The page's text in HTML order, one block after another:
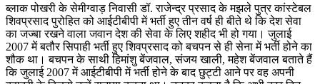
ब्लाक पोखरी के सेमीग्वाड़ निवासी डॉ. राजेन्द्र प्रसाद के मझले पुत्र कांस्टेबल
शिवप्रसाद पुरोहित को आईटीबीपी में भर्ती हुए तीन वर्ष ही बीते थे कि देश सेवा
का जज्बा रखने वाला जवान देश की सेवा के लिए शहीद भी हो गया। जुलाई
2007 में बतौर सिपाही भर्ती हुए शिवप्रसाद को बचपन से ही सेना में भर्ती होने का
शौक था। बचपन के साथी हिमांशु बेंजवाल, संजय खाली, महेश बेंजवाल बताते हैं
कि जुलाई 2007 में आईटीबीपी में भर्ती होने के बाद छुट्टी आने पर वह अपनी